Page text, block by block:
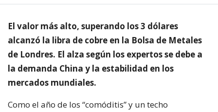
El valor más alto, superando los 3 dólares
alcanzó la libra de cobre en la Bolsa de Metales
de Londres. El alza según los expertos se debe a
la demanda China y la estabilidad en los
mercados mundiales.
Como el año de los “comóditis” y un techo